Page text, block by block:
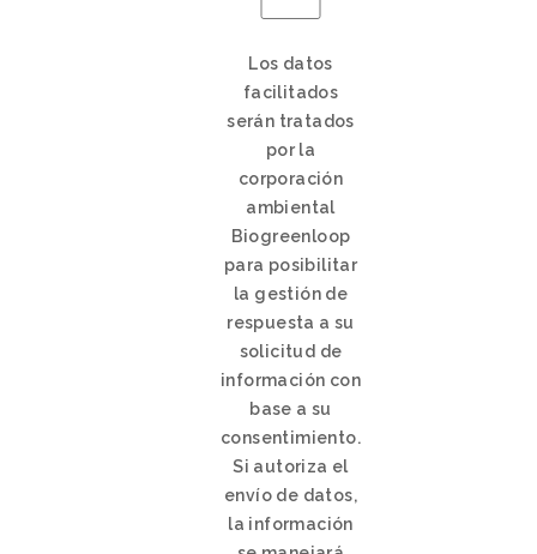
Los datos
facilitados
serán tratados
por la
corporación
ambiental
Biogreenloop
para posibilitar
la gestión de
respuesta a su
solicitud de
información con
base a su
consentimiento.
Si autoriza el
envío de datos,
la información